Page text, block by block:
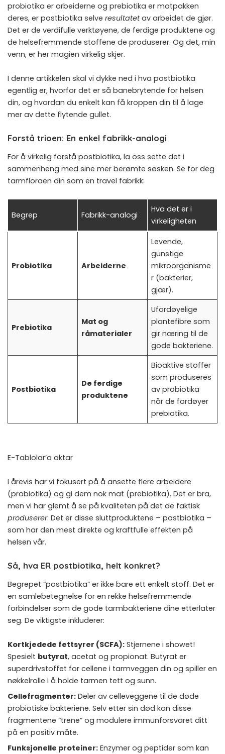
probiotika er arbeiderne og prebiotika er matpakken
deres, er postbiotika selve resultatetav arbeidet de gjør.
Det er de verdifulle verktøyene, de ferdige produktene og
de helsefremmende stoffene de produserer. Og det, min
venn, er her magien virkelig skjer.
I denne artikkelen skal vi dykke ned i hva postbiotika
egentlig er, hvorfor det er så banebrytende for helsen
din, og hvordan du enkelt kan få kroppen din til å lage
mer av dette flytende gullet.
Forstå trioen: En enkel fabrikk-analogi
For å virkelig forstå postbiotika, la oss sette det i
sammenheng med sine mer berømte søsken. Se for deg
tarmfloraen din som en travel fabrikk:
Begrep Fabrikk-analogi
Hva det er i
virkeligheten
Probiotika Arbeiderne
Levende,
gunstige
mikroorganisme
r (bakterier,
gjær).
Prebiotika
Mat og
råmaterialer
Ufordøyelige
plantefibre som
gir næring til de
gode bakteriene.
Postbiotika
De ferdige
produktene
Bioaktive stoffer
som produseres
av probiotika
når de fordøyer
prebiotika.
E-Tablolar’a aktar
I årevis har vi fokusert på å ansette flere arbeidere
(probiotika) og gi dem nok mat (prebiotika). Det er bra,
men vi har glemt å se på kvaliteten på det de faktisk
produserer. Det er disse sluttproduktene – postbiotika –
som har den mest direkte og kraftfulle effekten på
helsen vår.
Så, hva ER postbiotika, helt konkret?
Begrepet “postbiotika” er ikke bare ett enkelt stoff. Det er
en samlebetegnelse for en rekke helsefremmende
forbindelser som de gode tarmbakteriene dine etterlater
seg. De viktigste inkluderer:
Kortkjedede fettsyrer (SCFA): Stjernene i showet!
Spesielt butyrat, acetat og propionat. Butyrat er
superdrivstoffet for cellene i tarmveggen din og spiller en
nøkkelrolle i å holde tarmen tett og sunn.
Cellefragmenter: Deler av celleveggene til de døde
probiotiske bakteriene. Selv etter sin død kan disse
fragmentene “trene” og modulere immunforsvaret ditt
på en positiv måte.
Funksjonelle proteiner: Enzymer og peptider som kan